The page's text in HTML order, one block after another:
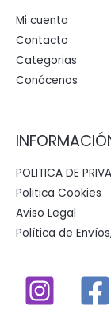
Mi cuenta
Contacto
Categorias
Conócenos
POLITICA DE
Politica Cookies
Aviso Legal
Política de